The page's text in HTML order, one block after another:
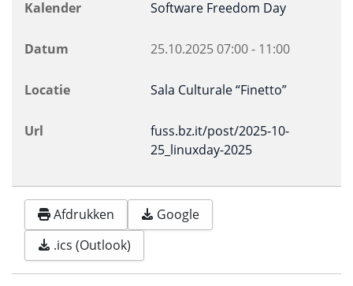
Kalender Software Freedom Day
Datum 25.10.202507:00- 11:00
Locatie Sala Culturale “Finetto”
Url
fuss.bz.it/post/2025-10-
25_linuxday-2025
Afdrukken
Google
.ics (Outlook)